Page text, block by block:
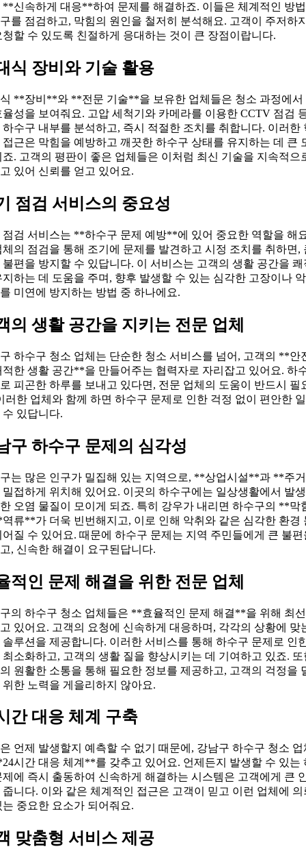
**신속하게 대응**하여 문제를 해결하죠. 이들은 체계적인 방
를 점검하고, 막힘의 원인을 철저히 분석해요. 고객이 주저하
청할 수 있도록 친절하게 응대하는 것이 큰 장점이랍니다.
식 장비와 기술 활용
**장비**와 **전문 기술**을 보유한 업체들은 청소 과정에서
율성을 보여줘요. 고압 세척기와 카메라를 이용한 CCTV 점검
하수구 내부를 분석하고, 즉시 적절한 조치를 취합니다. 이러한
접근은 막힘을 예방하고 깨끗한 하수구 상태를 유지하는 데 큰
죠. 고객의 평판이 좋은 업체들은 이처럼 최신 기술을 지속적으
있어 신뢰를 얻고 있어요.
점검 서비스의 중요성
점검 서비스는 **하수구 문제 예방**에 있어 중요한 역할을 해
체의 점검을 통해 조기에 문제를 발견하고 시정 조치를 취하면,
불편을 방지할 수 있답니다. 이 서비스는 고객의 생활 공간을 쾌
지하는 데 도움을 주며, 향후 발생할 수 있는 심각한 고장이나
미연에 방지하는 방법 중 하나에요.
의 생활 공간을 지키는 전문 업체
하수구 청소 업체는 단순한 청소 서비스를 넘어, 고객의 **안
적한 생활 공간**을 만들어주는 협력자로 자리잡고 있어요. 하
피곤한 하루를 보내고 있다면, 전문 업체의 도움이 반드시 필
러한 업체와 함께 하면 하수구 문제로 인한 걱정 없이 편안한
수 있답니다.
구 하수구 문제의 심각성
는 많은 인구가 밀집해 있는 지역으로, **상업시설**과 **주
접하게 위치해 있어요. 이곳의 하수구에는 일상생활에서 발
오염 물질이 모이게 되죠. 특히 강우가 내리면 하수구의 **막
류**가 더욱 빈번해지고, 이로 인해 악취와 같은 심각한 환경
어질 수 있어요. 때문에 하수구 문제는 지역 주민들에게 큰 불편
, 신속한 해결이 요구된답니다.
적인 문제 해결을 위한 전문 업체
의 하수구 청소 업체들은 **효율적인 문제 해결**을 위해 최
있어요. 고객의 요청에 신속하게 대응하며, 각각의 상황에 맞
솔루션을 제공합니다. 이러한 서비스를 통해 하수구 문제로 인
최소화하고, 고객의 생활 질을 향상시키는 데 기여하고 있죠. 또
원활한 소통을 통해 필요한 정보를 제공하고, 고객의 걱정을
위한 노력을 게을리하지 않아요.
간 대응 체계 구축
언제 발생할지 예측할 수 없기 때문에, 강남구 하수구 청소 업
시간 대응 체계**를 갖추고 있어요. 언제든지 발생할 수 있는
제에 즉시 출동하여 신속하게 해결하는 시스템은 고객에게 큰
줍니다. 이와 같은 체계적인 접근은 고객이 믿고 이런 업체에 의
는 중요한 요소가 되어줘요.
맞춤형 서비스 제공